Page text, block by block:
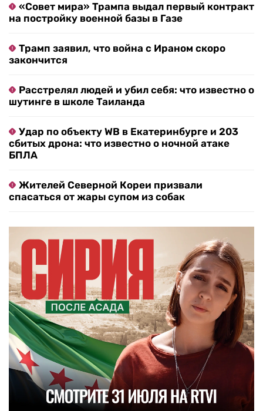
«Совет мира» Трампа выдал первый контракт
на постройку военной базы в Газе
Трамп заявил, что война с Ираном скоро
закончится
Расстрелял людей и убил себя: что известно о
шутинге в школе Таиланда
Удар по объекту WB в Екатеринбурге и 203
сбитых дрона: что известно о ночной атаке
БПЛА
Жителей Северной Кореи призвали
спасаться от жары супом из собак